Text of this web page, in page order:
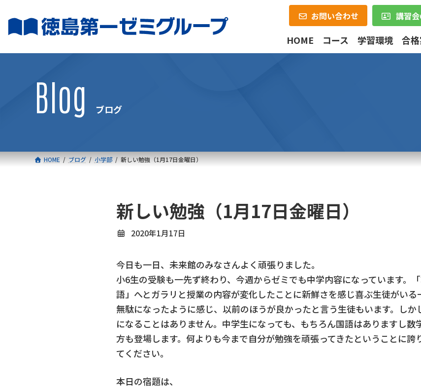
ン
テ
ビ
ゲ
お問い合わせ 講習
HOME コース 学習環境 合
Blog ブログ
HOME ブログ 小学部 新しい勉強（1月17日金曜日）
新しい勉強（1月17日金曜日）
2020年1月17日
今日も一日、未来館のみなさんよく頑張りました。
小6生の受験も一先ず終わり、今週からゼミでも中学内容になっています。
語」へとガラリと授業の内容が変化したことに新鮮さを感じ喜ぶ生徒がい
無駄になったように感じ、以前のほうが良かったと言う生徒もいます。し
になることはありません。中学生になっても、もちろん国語はありますし
方も登場します。何よりも今まで自分が勉強を頑張ってきたということに誇
てください。
本日の宿題は、